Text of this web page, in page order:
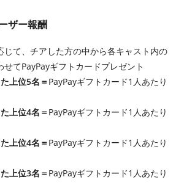
ザー報酬
じて、チアした方の中から各キャスト内の
てPayPayギフトカードプレゼント
上位5名＝PayPayギフトカード1人あたり
上位4名＝PayPayギフトカード1人あたり
上位4名＝PayPayギフトカード1人あたり
上位3名＝PayPayギフトカード1人あたり